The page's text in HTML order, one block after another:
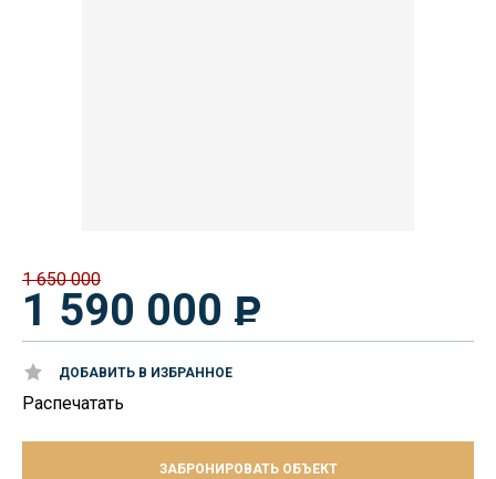
1 650 000
1 590 000
ДОБАВИТЬ В ИЗБРАННОЕ
Распечатать
ЗАБРОНИРОВАТЬ ОБЪЕКТ